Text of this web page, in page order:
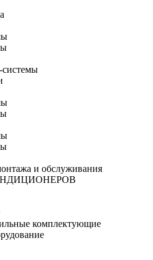
и обслуживания
комплектующие